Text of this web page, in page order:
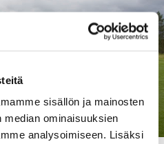
sisällön ja mainosten
median ominaisuuksien
analysoimiseen. Lisäksi